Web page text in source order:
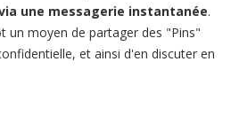
une messagerie instantanée.
un moyen de partager des "Pins"
et ainsi d'en discuter en